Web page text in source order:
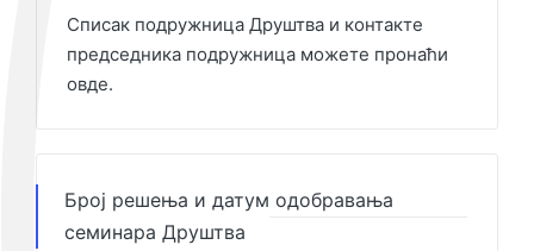
Списак подружница Друштва и контакте
председника подружница можете пронаћи
овде.
Број решења и датум одобравања
семинара Друштва